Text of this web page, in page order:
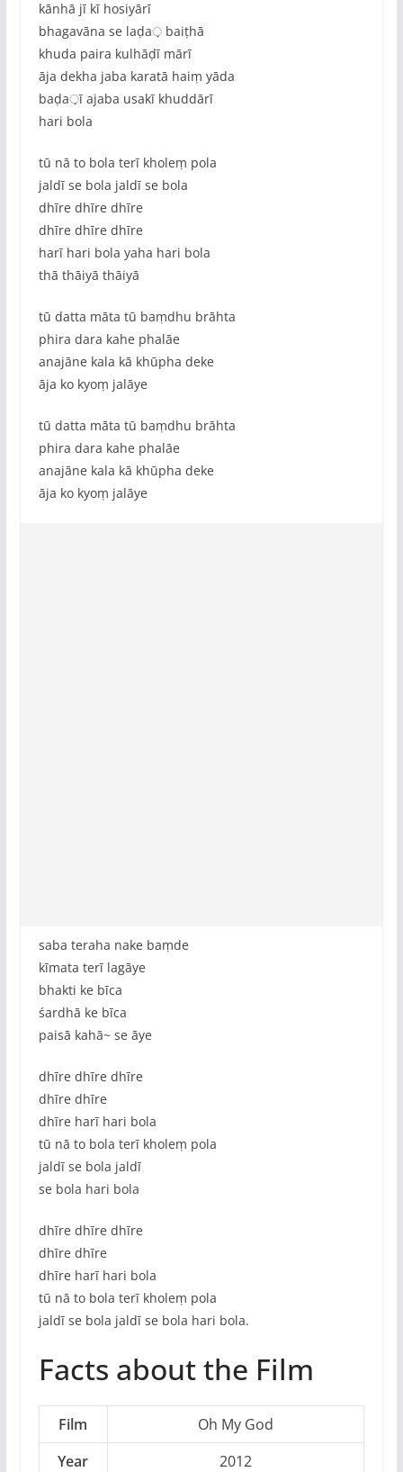
kānhā jī kī hosiyārī
bhagavāna se laḍa़ baiṭhā
khuda paira kulhāḍī mārī
āja dekha jaba karatā haiṃ yāda
baḍa़ī ajaba usakī khuddārī
hari bola
tū nā to bola terī kholeṃ pola
jaldī se bola jaldī se bola
dhīre dhīre dhīre
dhīre dhīre dhīre
harī hari bola yaha hari bola
thā thāiyā thāiyā
tū datta māta tū baṃdhu brāhta
phira dara kahe phalāe
anajāne kala kā khūpha deke
āja ko kyoṃ jalāye
tū datta māta tū baṃdhu brāhta
phira dara kahe phalāe
anajāne kala kā khūpha deke
āja ko kyoṃ jalāye
saba teraha nake baṃde
kīmata terī lagāye
bhakti ke bīca
śardhā ke bīca
paisā kahā~ se āye
dhīre dhīre dhīre
dhīre dhīre
dhīre harī hari bola
tū nā to bola terī kholeṃ pola
jaldī se bola jaldī
se bola hari bola
dhīre dhīre dhīre
dhīre dhīre
dhīre harī hari bola
tū nā to bola terī kholeṃ pola
jaldī se bola jaldī se bola hari bola.
Facts about the Film
Film
Oh My God
Year
2012